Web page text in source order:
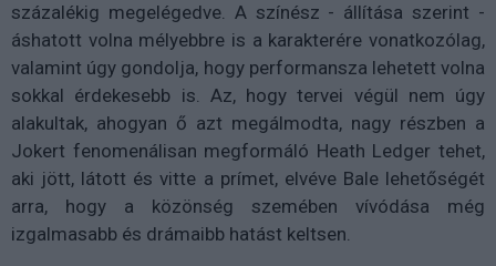
százalékig megelégedve. A színész - állítása szerint -
áshatott volna mélyebbre is a karakterére vonatkozólag,
valamint úgy gondolja, hogy performansza lehetett volna
sokkal érdekesebb is. Az, hogy tervei végül nem úgy
alakultak, ahogyan ő azt megálmodta, nagy részben a
Jokert fenomenálisan megformáló Heath Ledger tehet,
aki jött, látott és vitte a prímet, elvéve Bale lehetőségét
arra, hogy a közönség szemében vívódása még
izgalmasabb és drámaibb hatást keltsen.